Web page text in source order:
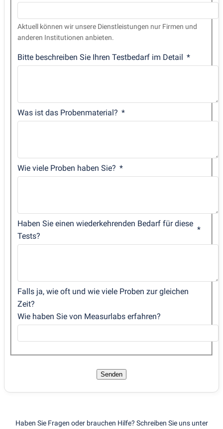
Aktuell können wir unsere Dienstleistungen nur Firmen und
anderen Institutionen anbieten.
Bitte beschreiben Sie Ihren Testbedarf im Detail
Was ist das Probenmaterial?
Wie viele Proben haben Sie?
Haben Sie einen wiederkehrenden Bedarf für diese
Tests?
Falls ja, wie oft und wie viele Proben zur gleichen
Zeit?
Wie haben Sie von Measurlabs erfahren?
Senden
Haben Sie Fragen oder brauchen Hilfe? Schreiben Sie uns unter